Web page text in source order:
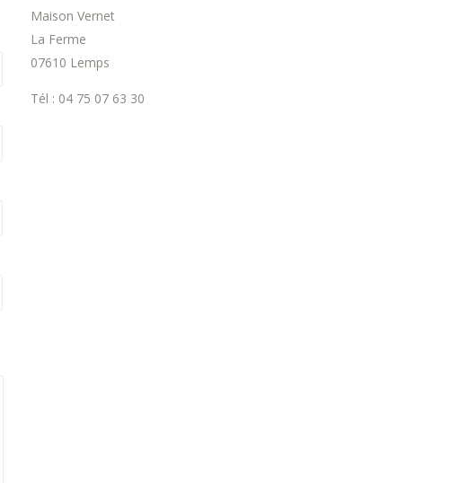
Maison Vernet
La Ferme
07610 Lemps
Tél : 04 75 07 63 30